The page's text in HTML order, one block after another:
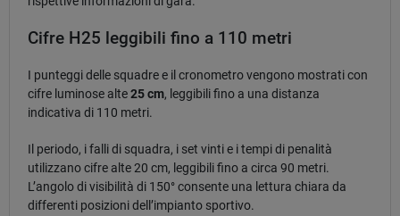
Cifre H25 leggibili fino a 110 metri
I punteggi delle squadre e il cronometro vengono mostrati con
cifre luminose alte25 cm, leggibili fino a una distanza
indicativa di 110 metri.
Il periodo, i falli di squadra, i set vinti e i tempi di penalità
utilizzano cifre alte 20 cm, leggibili fino a circa 90 metri.
L’angolo di visibilità di 150° consente una lettura chiara da
differenti posizioni dell’impianto sportivo.